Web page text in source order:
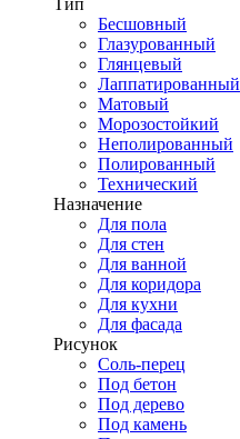
Тип
Бесшовный
Глазурованный
Глянцевый
Лаппатированный
Матовый
Морозостойкий
Неполированный
Полированный
Технический
Назначение
Для пола
Для стен
Для ванной
Для коридора
Для кухни
Для фасада
Рисунок
Соль-перец
Под бетон
Под дерево
Под камень